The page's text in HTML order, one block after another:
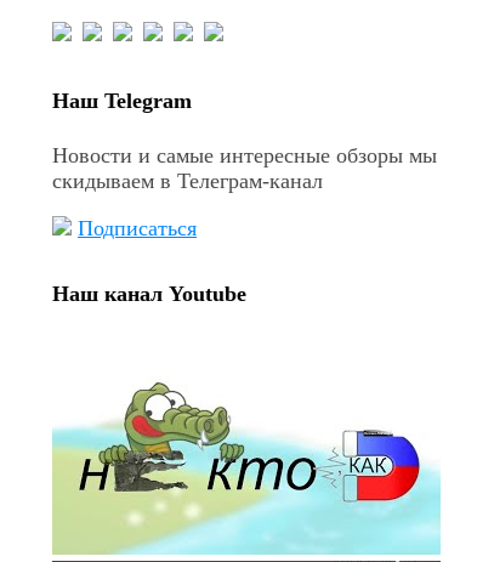
Наш Telegram
Новости и самые интересные обзоры мы
скидываем в Телеграм-канал
Подписаться
Наш канал Youtube